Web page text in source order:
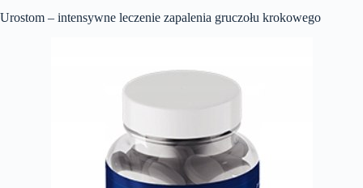
Urostom – intensywne leczenie zapalenia gruczołu krokowego